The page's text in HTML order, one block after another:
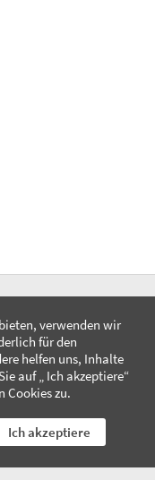
verwenden wir
für den
helfen uns, Inhalte
auf „ Ich akzeptiere“
Cookies zu.
Ich akzeptiere